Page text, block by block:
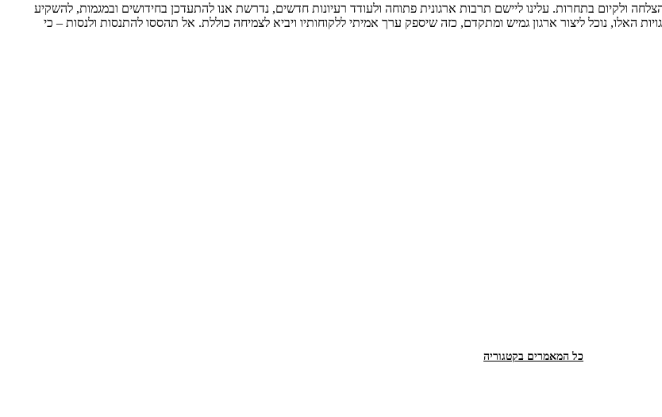
ולקיום בתחרות. עלינו ליישם תרבות ארגונית פתוחה ולעודד רעיונות חדשים, נדרשת אנו להתעדכן בחידושים ובמגמות, להשקיע
האלו, נוכל ליצור ארגון גמיש ומתקדם, כזה שיספק ערך אמיתי ללקוחותיו ויביא לצמיחה כוללת. אל תהססו להתנסות ולנסות – כי
כל המאמרים בקטגוריה